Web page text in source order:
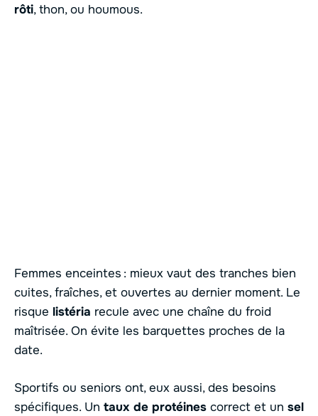
rôti, thon, ou houmous.
Femmes enceintes : mieux vaut des tranches bien
cuites, fraîches, et ouvertes au dernier moment. Le
risque listéria recule avec une chaîne du froid
maîtrisée. On évite les barquettes proches de la
date.
Sportifs ou seniors ont, eux aussi, des besoins
spécifiques. Un taux de protéines correct et un sel